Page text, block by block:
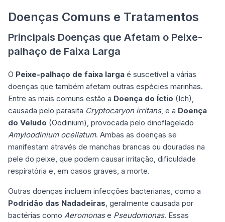
Doenças Comuns e Tratamentos
Principais Doenças que Afetam o Peixe-
palhaço de Faixa Larga
O Peixe-palhaço de faixa larga é suscetível a várias
doenças que também afetam outras espécies marinhas.
Entre as mais comuns estão a Doença do Íctio (Ich),
causada pelo parasita Cryptocaryon irritans, e a Doença
do Veludo (Oodinium), provocada pelo dinoflagelado
Amyloodinium ocellatum. Ambas as doenças se
manifestam através de manchas brancas ou douradas na
pele do peixe, que podem causar irritação, dificuldade
respiratória e, em casos graves, a morte.
Outras doenças incluem infecções bacterianas, como a
Podridão das Nadadeiras, geralmente causada por
bactérias como Aeromonase Pseudomonas. Essas